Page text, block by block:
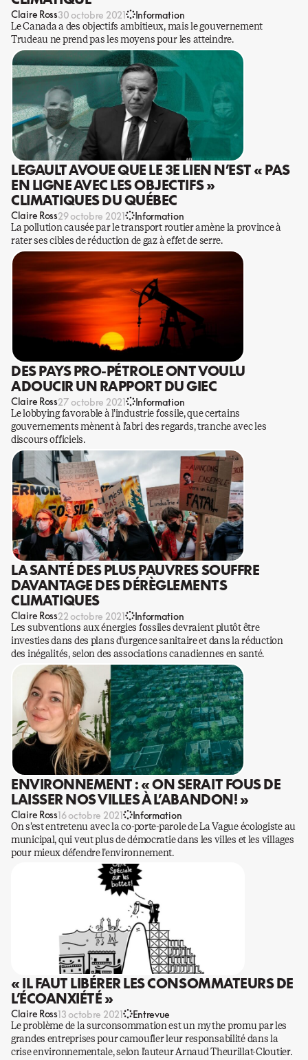
Claire Ross30 octobre 2021 Information
Le Canada a des objectifs ambitieux, mais le gouvernement
Trudeau ne prend pas les moyens pour les atteindre.
LEGAULT AVOUE QUE LE 3E LIEN N’EST « PAS
EN LIGNE AVEC LES OBJECTIFS »
CLIMATIQUES DU QUÉBEC
Claire Ross29 octobre 2021 Information
La pollution causée par le transport routier amène la province à
rater ses cibles de réduction de gaz à effet de serre.
DES PAYS PRO-PÉTROLE ONT VOULU
ADOUCIR UN RAPPORT DU GIEC
Claire Ross27 octobre 2021 Information
Le lobbying favorable à l’industrie fossile, que certains
gouvernements mènent à l’abri des regards, tranche avec les
discours officiels.
LA SANTÉ DES PLUS PAUVRES SOUFFRE
DAVANTAGE DES DÉRÈGLEMENTS
CLIMATIQUES
Claire Ross22 octobre 2021 Information
Les subventions aux énergies fossiles devraient plutôt être
investies dans des plans d’urgence sanitaire et dans la réduction
des inégalités, selon des associations canadiennes en santé.
ENVIRONNEMENT : « ON SERAIT FOUS DE
LAISSER NOS VILLES À L’ABANDON! »
Claire Ross16 octobre 2021 Information
On s’est entretenu avec la co-porte-parole de La Vague écologiste au
municipal, qui veut plus de démocratie dans les villes et les villages
pour mieux défendre l’environnement.
« IL FAUT LIBÉRER LES CONSOMMATEURS DE
L’ÉCOANXIÉTÉ »
Claire Ross13 octobre 2021 Entrevue
Le problème de la surconsommation est un mythe promu par les
grandes entreprises pour camoufler leur responsabilité dans la
crise environnementale, selon l’auteur Arnaud Theurillat-Cloutier.